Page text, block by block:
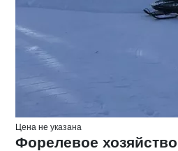
Цена не указана
Форелевое хозяйство